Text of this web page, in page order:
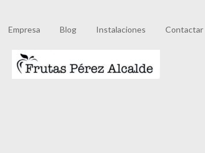
Empresa Blog Instalaciones Contactar